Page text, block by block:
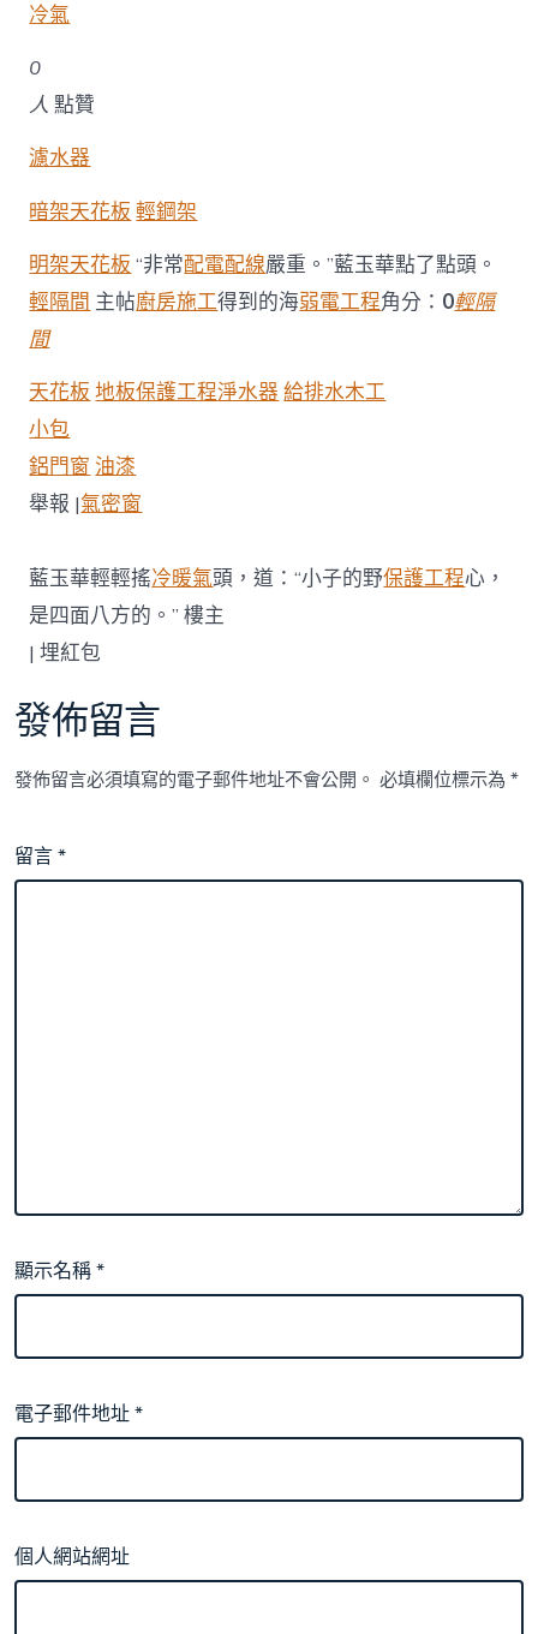
冷氣
0
人 點贊
濾水器
暗架天花板 輕鋼架
明架天花板 “非常配電配線嚴重。”藍玉華點了點頭。
輕隔間 主帖廚房施工得到的海弱電工程角分： 0輕隔
間
天花板 地板保護工程淨水器 給排水木工
小包
鋁門窗 油漆
舉報 |氣密窗
藍玉華輕輕搖冷暖氣頭，道：“小子的野保護工程心，
是四面八方的。” 樓主
|埋紅包
發佈留言
發佈留言必須填寫的電子郵件地址不會公開。 必填欄位標示為*
留言*
顯示名稱*
電子郵件地址*
個人網站網址